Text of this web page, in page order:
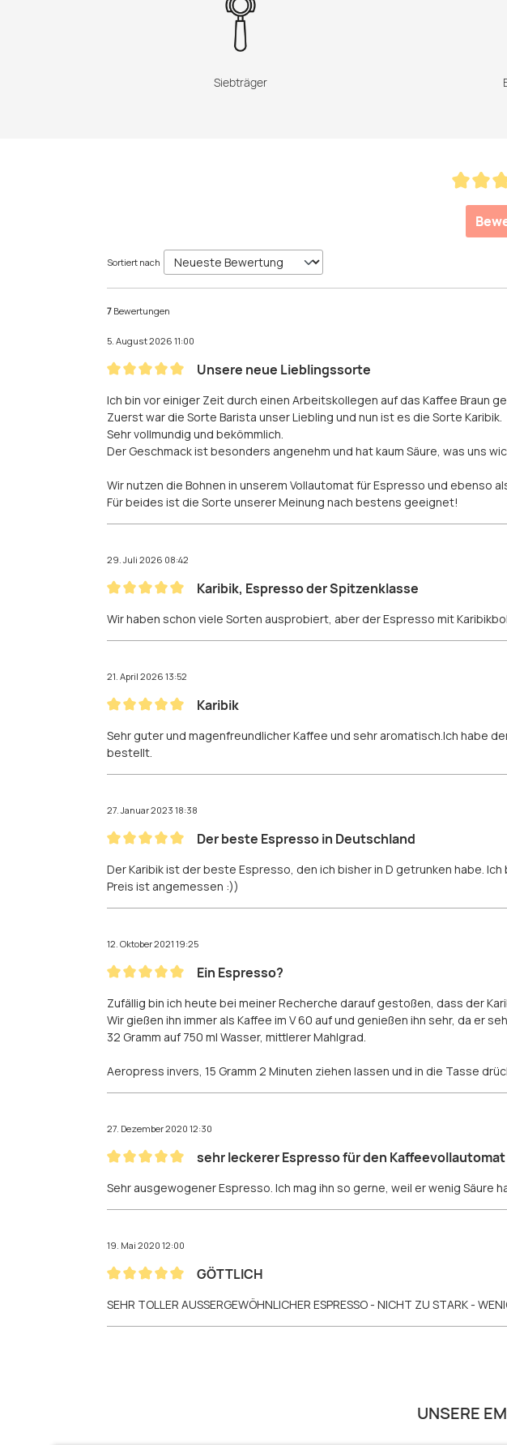
Siebträger
Sortiert nach
7 Bewertungen
5. August 2026 11:00
Unsere neue Lieblingssorte
Ich bin vor einiger Zeit durch einen Arbeitskollegen auf das Kaffee Braun
Zuerst war die Sorte Barista unser Liebling und nun ist es die Sorte Karibik.
Sehr vollmundig und bekömmlich.
Der Geschmack ist besonders angenehm und hat kaum Säure, was uns
Wir nutzen die Bohnen in unserem Vollautomat für Espresso und ebenso
Für beides ist die Sorte unserer Meinung nach bestens geeignet!
29. Juli 2026 08:42
Karibik, Espresso der Spitzenklasse
Wir haben schon viele Sorten ausprobiert, aber der Espresso mit
21. April 2026 13:52
Karibik
Sehr guter und magenfreundlicher Kaffee und sehr aromatisch.Ich habe
bestellt.
27. Januar 2023 18:38
Der beste Espresso in Deutschland
Der Karibik ist der beste Espresso, den ich bisher in D getrunken habe.
Preis ist angemessen :))
12. Oktober 2021 19:25
Ein Espresso?
Zufällig bin ich heute bei meiner Recherche darauf gestoßen, dass der
Wir gießen ihn immer als Kaffee im V 60 auf und genießen ihn sehr, da er
32 Gramm auf 750 ml Wasser, mittlerer Mahlgrad.
Aeropress invers, 15 Gramm 2 Minuten ziehen lassen und in die Tasse
27. Dezember 2020 12:30
sehr leckerer Espresso für den Kaffeevollautomat
Sehr ausgewogener Espresso. Ich mag ihn so gerne, weil er wenig Säure
19. Mai 2020 12:00
GÖTTLICH
SEHR TOLLER AUSSERGEWÖHNLICHER ESPRESSO - NICHT ZU STARK -
UNSERE